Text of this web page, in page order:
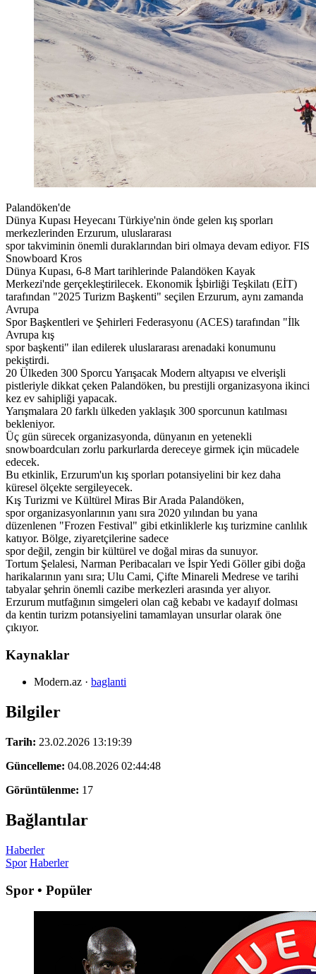
Palandöken'de
Dünya Kupası Heyecanı Türkiye'nin önde gelen kış sporları
merkezlerinden Erzurum, uluslararası
spor takviminin önemli duraklarından biri olmaya devam ediyor. FIS
Snowboard Kros
Dünya Kupası, 6-8 Mart tarihlerinde Palandöken Kayak
Merkezi'nde gerçekleştirilecek. Ekonomik İşbirliği Teşkilatı (EİT)
tarafından "2025 Turizm Başkenti" seçilen Erzurum, aynı zamanda
Avrupa
Spor Başkentleri ve Şehirleri Federasyonu (ACES) tarafından "İlk
Avrupa kış
spor başkenti" ilan edilerek uluslararası arenadaki konumunu
pekiştirdi.
20 Ülkeden 300 Sporcu Yarışacak Modern altyapısı ve elverişli
pistleriyle dikkat çeken Palandöken, bu prestijli organizasyona ikinci
kez ev sahipliği yapacak.
Yarışmalara 20 farklı ülkeden yaklaşık 300 sporcunun katılması
bekleniyor.
Üç gün sürecek organizasyonda, dünyanın en yetenekli
snowboardcuları zorlu parkurlarda dereceye girmek için mücadele
edecek.
Bu etkinlik, Erzurum'un kış sporları potansiyelini bir kez daha
küresel ölçekte sergileyecek.
Kış Turizmi ve Kültürel Miras Bir Arada Palandöken,
spor organizasyonlarının yanı sıra 2020 yılından bu yana
düzenlenen "Frozen Festival" gibi etkinliklerle kış turizmine canlılık
katıyor. Bölge, ziyaretçilerine sadece
spor değil, zengin bir kültürel ve doğal miras da sunuyor.
Tortum Şelalesi, Narman Peribacaları ve İspir Yedi Göller gibi doğa
harikalarının yanı sıra; Ulu Cami, Çifte Minareli Medrese ve tarihi
tabyalar şehrin önemli cazibe merkezleri arasında yer alıyor.
Erzurum mutfağının simgeleri olan cağ kebabı ve kadayıf dolması
da kentin turizm potansiyelini tamamlayan unsurlar olarak öne
çıkıyor.
Kaynaklar
Modern.az · baglanti
Bilgiler
Tarih: 23.02.2026 13:19:39
Güncelleme: 04.08.2026 02:44:48
Görüntülenme: 17
Bağlantılar
Haberler
Spor Haberler
Spor • Popüler